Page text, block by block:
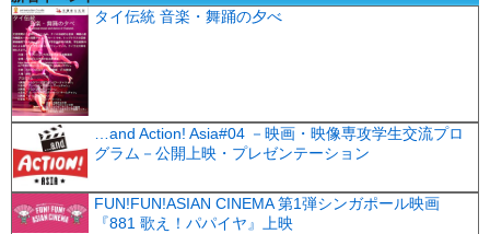
タイ伝統 音楽・舞踊の夕べ
…and Action! Asia#04 －映画・映像専攻学生交流プロ
グラム－公開上映・プレゼンテーション
FUN!FUN!ASIAN CINEMA 第1弾シンガポール映画
『881 歌え！パパイヤ』上映